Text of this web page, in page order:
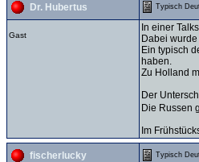
Dr. Hubertus Typisch
Gast
In einer
Dabei
Ein typisch
haben.
Zu Holland
Der
Die Russen
Im
fischerlucky Typisch